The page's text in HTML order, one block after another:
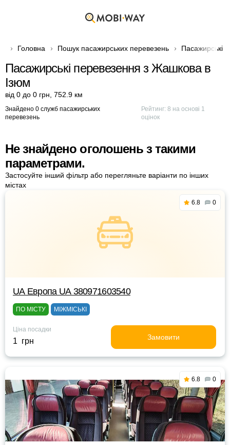
Головна Пошук пасажирських перевезень Пасажирські
Пасажирські перевезення з Жашкова в
Ізюм
від 0 до 0 грн 752.9 км
Знайдено 0 служб пасажирських
перевезень
Рейтинг:8 на основі 1
оцінок
Не знайдено оголошень з такими
параметрами.
Застосуйте інший фільтр або перегляньте варіанти по інших
містах
6.8 0
UА Европа UА 380971603540
ПО МІСТУ МІЖМІСЬКІ
Ціна посадки
1 грн Замовити
6.8 0